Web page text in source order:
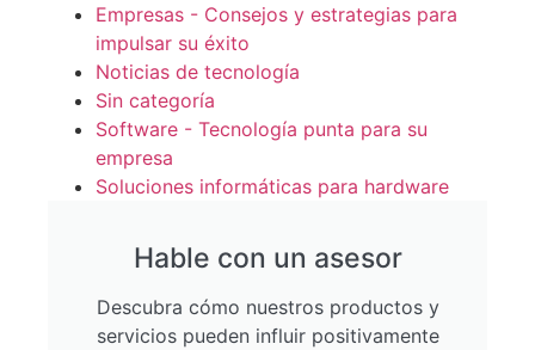
Empresas - Consejos y estrategias para
impulsar su éxito
Noticias de tecnología
Sin categoría
Software - Tecnología punta para su
empresa
Soluciones informáticas para hardware
Hable con un asesor
Descubra cómo nuestros productos y
servicios pueden influir positivamente